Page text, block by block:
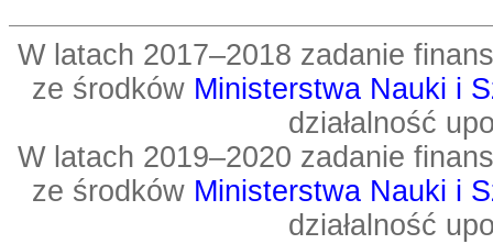
W latach 2017–2018 zadanie
ze środków Ministerstwa Nauki i
działalność
W latach 2019–2020 zadanie
ze środków Ministerstwa Nauki i
działalność